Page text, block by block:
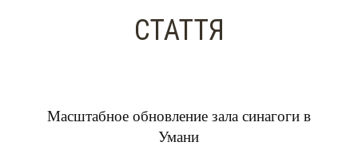
СТАТТЯ
Масштабное обновление зала синагоги в
Умани